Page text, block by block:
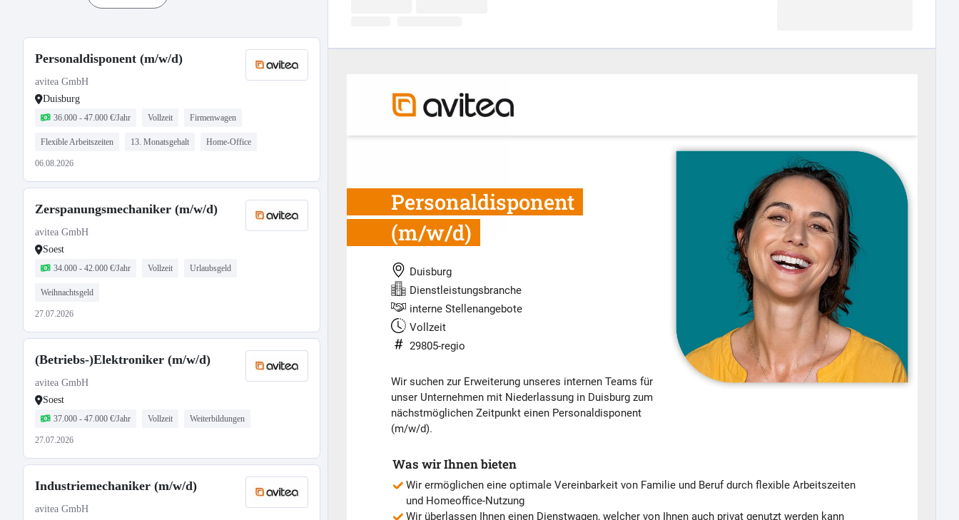
Personaldisponent (m/w/d)
avitea GmbH
Duisburg
36.000 - 47.000 €/Jahr Vollzeit Firmenwagen
Flexible Arbeitszeiten 13. Monatsgehalt Home-Office
06.08.2026
Zerspanungsmechaniker (m/w/d)
avitea GmbH
Soest
34.000 - 42.000 €/Jahr Vollzeit Urlaubsgeld
Weihnachtsgeld
27.07.2026
(Betriebs-)Elektroniker (m/w/d)
avitea GmbH
Soest
37.000 - 47.000 €/Jahr Vollzeit Weiterbildungen
27.07.2026
Industriemechaniker (m/w/d)
avitea GmbH